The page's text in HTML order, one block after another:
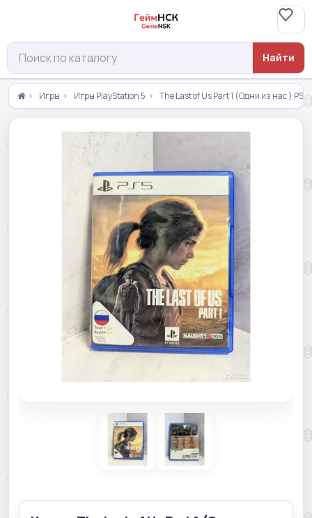
Найти
Игры Игры PlayStation 5 The Last of Us Part 1 (Одни из нас )